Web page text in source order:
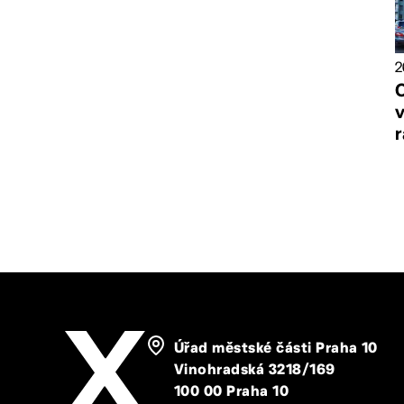
Úřad městské části Praha 10
Vinohradská 3218/169
100 00 Praha 10